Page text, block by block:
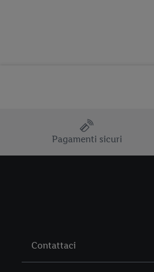
Pagamenti sicuri
Contattaci